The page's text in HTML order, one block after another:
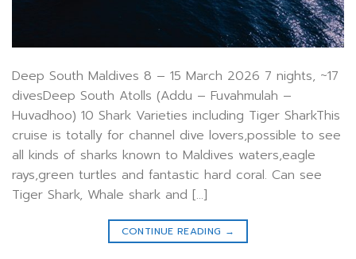
Deep South Maldives 8 – 15 March 2026 7 nights, ~17
divesDeep South Atolls (Addu – Fuvahmulah –
Huvadhoo) 10 Shark Varieties including Tiger SharkThis
cruise is totally for channel dive lovers,possible to see
all kinds of sharks known to Maldives waters,eagle
rays,green turtles and fantastic hard coral. Can see
Tiger Shark, Whale shark and […]
CONTINUE READING →